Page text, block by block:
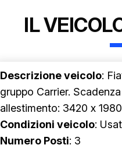
IL
Descrizione veicolo:
gruppo Carrier.
allestimento: 3420 x
Condizioni veicolo:
Numero Posti: 3